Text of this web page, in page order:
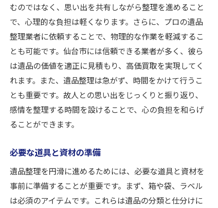
物品の配送手配とその注意点
予想外の事態への柔軟な対応
遺品整理後の生活を豊かにする買取の活用法
買取金を活用した新生活の計画
地域活動への寄付や支援
不要品を減らすことによる生活改善
買取を通じたエコ活動の推進
思い出を残しつつ新しい価値を創造する方
心の整理と次への一歩を踏み出すために
むのではなく、思い出を共有しながら整理を進めること
で、心理的な負担は軽くなります。さらに、プロの遺品
整理業者に依頼することで、物理的な作業を軽減するこ
とも可能です。仙台市には信頼できる業者が多く、彼ら
は遺品の価値を適正に見積もり、高価買取を実現してく
れます。また、遺品整理は急がず、時間をかけて行うこ
とも重要です。故人との思い出をじっくりと振り返り、
感情を整理する時間を設けることで、心の負担を和らげ
ることができます。
必要な道具と資材の準備
遺品整理を円滑に進めるためには、必要な道具と資材を
事前に準備することが重要です。まず、箱や袋、ラベル
は必須のアイテムです。これらは遺品の分類と仕分けに